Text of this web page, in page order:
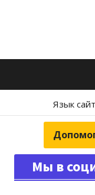
Язык
Мы в